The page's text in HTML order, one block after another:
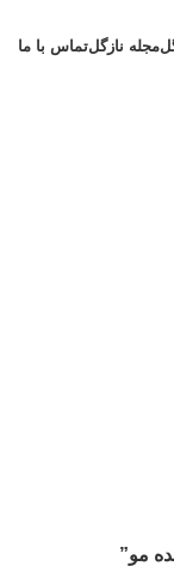
مجله نازگلتماس با ما
مو”